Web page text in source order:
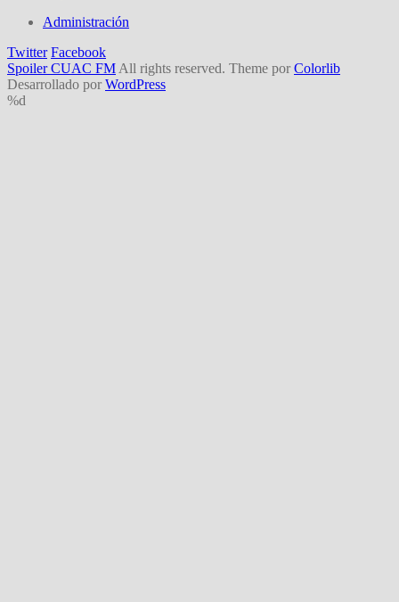
Administración
Twitter Facebook
Spoiler CUAC FM All rights reserved. Theme por Colorlib
Desarrollado por WordPress
%d